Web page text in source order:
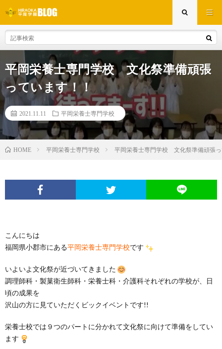
平岡栄養士専門学校 文化祭準備頑張
っています！！
2021.11.11 平岡栄養士専門学校
HOME 平岡栄養士専門学校 平岡栄養士専門学校 文化祭準備頑張
こんにちは
福岡県小郡市にある平岡栄養士専門学校です
いよいよ文化祭が近づいてきました
調理師科・製菓衛生師科・栄養士科・介護科それぞれの学校が、日
頃の成果を
沢山の方に見ていただくビックイベントです!!
栄養士校では９つのパートに分かれて文化祭に向けて準備をしてい
ます